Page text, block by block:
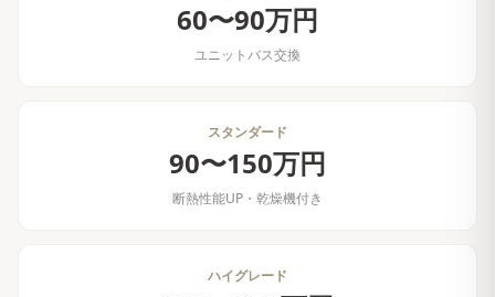
60〜90万円
ユニットバス交換
スタンダード
90〜150万円
断熱性能UP・乾燥機付き
ハイグレード